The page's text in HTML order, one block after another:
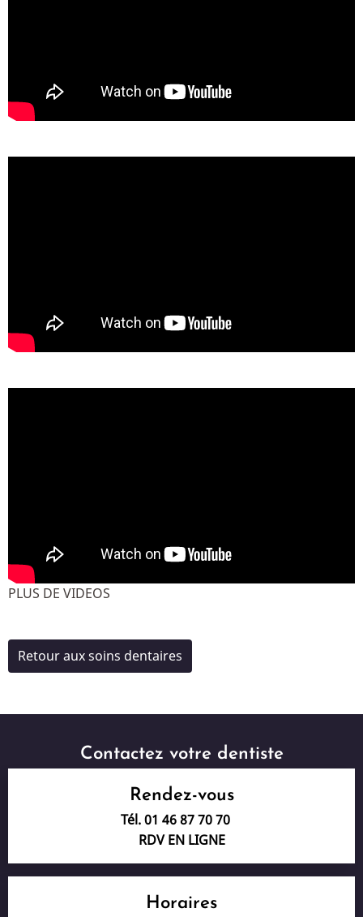
PLUS DE VIDEOS
Retour aux soins dentaires
Contactez votre dentiste
Rendez-vous
Tél. 01 46 87 70 70
RDV EN LIGNE
Horaires